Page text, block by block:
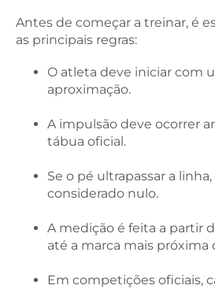
Antes de começar a treinar, é
as principais regras:
O atleta deve iniciar com
aproximação.
A impulsão deve ocorrer
tábua oficial.
Se o pé ultrapassar a
considerado nulo.
A medição é feita a partir
até a marca mais próxima
Em competições oficiais,